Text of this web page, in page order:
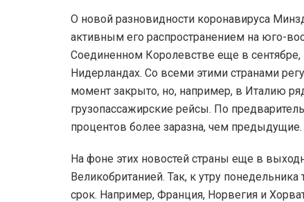
О новой разновидности коронавируса
активным его распространением на юго-
Соединенном Королевстве еще в
Нидерландах. Со всеми этими странами
момент закрыто, но, например, в Италию
грузопассажирские рейсы. По
процентов более заразна, чем предыдущие.
На фоне этих новостей страны еще в
Великобританией. Так, к утру
срок. Например, Франция, Норвегия и